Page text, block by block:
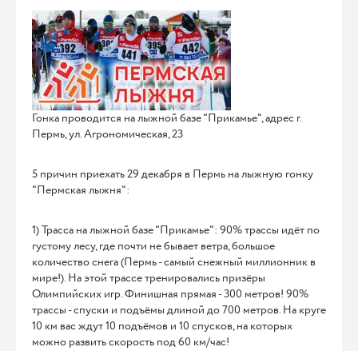
Гонка проводится на лыжной базе "Прикамье", адрес г.
Пермь, ул. Агрономическая, 23
5 причин приехать 29 декабря в Пермь на лыжную гонку
"Пермская лыжня":
1) Трасса на лыжной базе "Прикамье": 90% трассы идёт по
густому лесу, где почти не бывает ветра, большое
количество снега (Пермь - самый снежный миллионник в
мире!). На этой трассе тренировались призёры
Олимпийских игр. Финишная прямая - 300 метров! 90%
трассы - спуски и подъёмы длиной до 700 метров. На круге
10 км вас ждут 10 подъёмов и 10 спусков, на которых
можно развить скорость под 60 км/час!